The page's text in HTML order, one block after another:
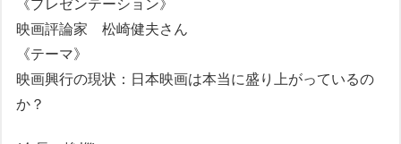
《プレゼンテーション》
映画評論家 松崎健夫さん
《テーマ》
映画興行の現状：日本映画は本当に盛り上がっているの
か？